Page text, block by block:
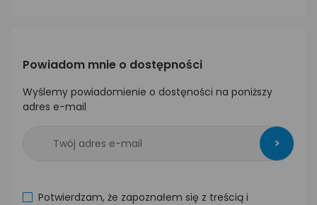
Powiadom mnie o dostępności
Wyślemy powiadomienie o dostęności na poniższy
adres e-mail
>
Potwierdzam, że zapoznałem się z treścią i